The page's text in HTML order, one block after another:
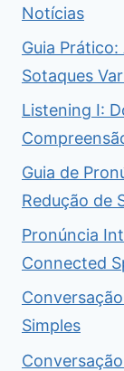
Notícias
Guia
Sotaques
Listening I:
Guia de
Redução de
Pronúncia
Connected
Simples